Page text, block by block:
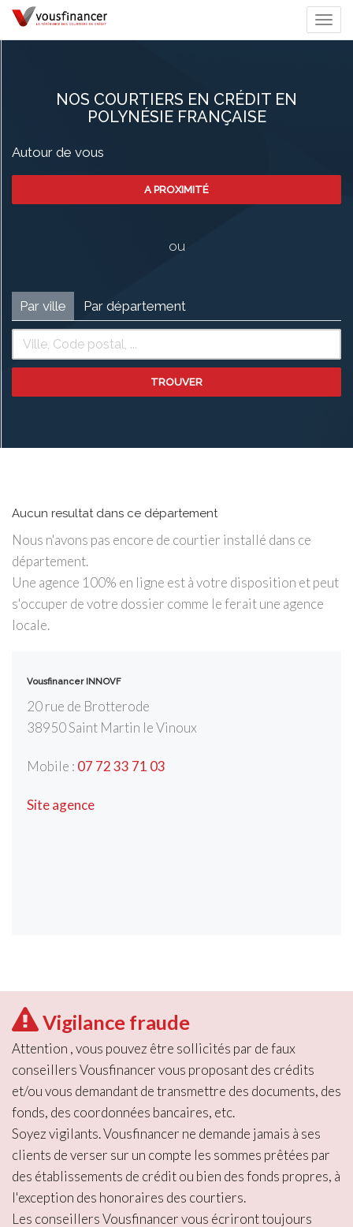
NOS COURTIERS EN CRÉDIT EN
POLYNÉSIE FRANÇAISE
Autour de vous
A PROXIMITÉ
ou
Par ville Par département
TROUVER
Aucun resultat dans ce département
Nous n'avons pas encore de courtier installé dans ce
département.
Une agence 100% en ligne est à votre disposition et peut
s'occuper de votre dossier comme le ferait une agence
locale.
Vousfinancer INNOVF
20 rue de Brotterode
38950Saint Martin le Vinoux
Mobile : 07 72 33 71 03
Site agence
Vigilance fraude
Attention , vous pouvez être sollicités par de faux
conseillers Vousfinancer vous proposant des crédits
et/ou vous demandant de transmettre des documents, des
fonds, des coordonnées bancaires, etc.
Soyez vigilants. Vousfinancer ne demande jamais à ses
clients de verser sur un compte les sommes prêtées par
des établissements de crédit ou bien des fonds propres, à
l'exception des honoraires des courtiers.
Les conseillers Vousfinancer vous écriront toujours